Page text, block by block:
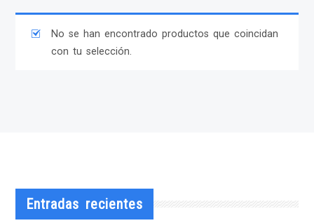
No se han encontrado productos que coincidan
con tu selección.
Entradas recientes